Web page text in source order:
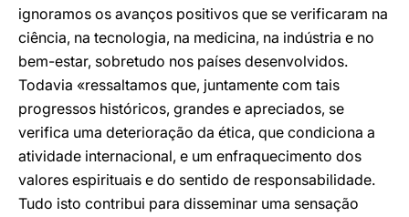
ignoramos os avanços positivos que se verificaram na
ciência, na tecnologia, na medicina, na indústria e no
bem-estar, sobretudo nos países desenvolvidos.
Todavia «ressaltamos que, juntamente com tais
progressos históricos, grandes e apreciados, se
verifica uma deterioração da ética, que condiciona a
atividade internacional, e um enfraquecimento dos
valores espirituais e do sentido de responsabilidade.
Tudo isto contribui para disseminar uma sensação